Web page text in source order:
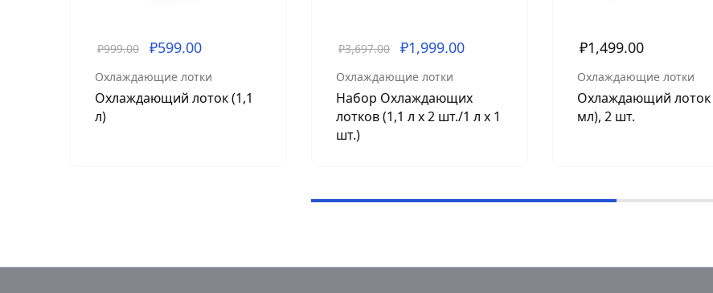
₽999.00 ₽599.00
Охлаждающие лотки
Охлаждающий лоток (1,1
л)
₽3,697.00 ₽1,999.00
Охлаждающие лотки
Набор Охлаждающих
лотков (1,1 л х 2 шт./1 л х 1
шт.)
₽1,499.00
Охлаждающие лотки
Охлаждающий лоток
мл), 2 шт.